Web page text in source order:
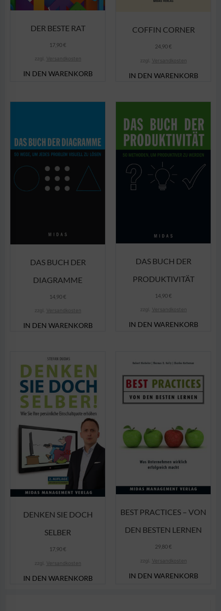
DER BESTE RAT
17,90€
zzgl. Versandkosten
IN DEN WARENKORB
COFFIN CORNER
24,90€
zzgl. Versandkosten
IN DEN WARENKORB
DAS BUCH DER
DIAGRAMME
14,90€
zzgl. Versandkosten
IN DEN WARENKORB
DAS BUCH DER
PRODUKTIVITÄT
14,90€
zzgl. Versandkosten
IN DEN WARENKORB
DENKEN SIE DOCH
SELBER
17,90€
zzgl. Versandkosten
IN DEN WARENKORB
BEST PRACTICES – VON
DEN BESTEN LERNEN
29,80€
zzgl. Versandkosten
IN DEN WARENKORB